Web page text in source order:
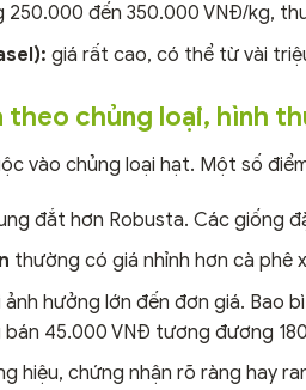
250.000 đến 350.000 VNĐ/kg,
giá rất cao, có thể từ vài
theo chủng loại, hình
vào chủng loại hạt. Một số
đắt hơn Robusta. Các giống
thường có giá nhỉnh hơn cà phê
hưởng lớn đến đơn giá. Bao
bán 45.000 VNĐ tương đương
hiệu, chứng nhận rõ ràng hay